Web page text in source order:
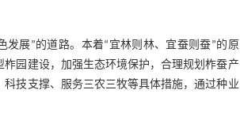
展”的道路。本着“宜林则林、宜蚕则蚕”的原
园建设，加强生态环境保护，合理规划柞蚕产
技支撑、服务三农三牧等具体措施，通过种业